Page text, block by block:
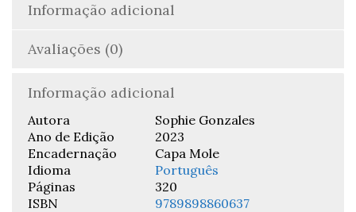
Informação adicional
Avaliações (0)
Informação adicional
Autora
Sophie Gonzales
Ano de Edição
2023
Encadernação
Capa Mole
Idioma
Português
Páginas
320
ISBN
9789898860637